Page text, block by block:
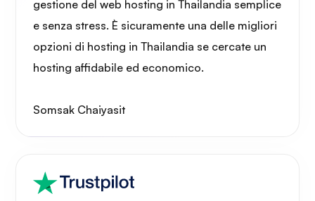
Meraviglia
gestione del web hosting in Thailandia semplice
e senza stress. È sicuramente una delle migliori
opzioni di hosting in Thailandia se cercate un
hosting affidabile ed economico.
Somsak Chaiyasit